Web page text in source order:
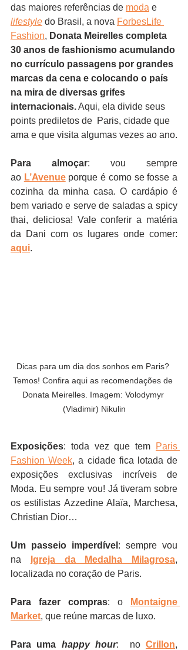
das maiores referências de moda e
lifestyle do Brasil, a nova ForbesLife
Fashion, Donata Meirelles completa
30 anos de fashionismo acumulando
no currículo passagens por grandes
marcas da cena e colocando o país
na mira de diversas grifes
internacionais. Aqui, ela divide seus
points prediletos de  Paris, cidade que
ama e que visita algumas vezes ao ano.
Para almoçar: vou sempre
ao L’Avenue porque é como se fosse a
cozinha da minha casa. O cardápio é
bem variado e serve de saladas a spicy
thai, deliciosa! Vale conferir a matéria
aqui.
Dicas para um dia dos sonhos em Paris?
Temos! Confira aqui as recomendações de
Donata Meirelles. Imagem: Volodymyr
(Vladimir) Nikulin
Exposições: toda vez que tem
Paris
Fashion Week, a cidade fica lotada de
exposições exclusivas incríveis de
Moda. Eu sempre vou! Já tiveram sobre
os estilistas Azzedine Alaïa, Marchesa,
Christian Dior…
Um passeio imperdível : sempre vou
na
Igreja da Medalha Milagrosa,
localizada no coração de Paris.
Para fazer compras: o
Montaigne
Market, que reúne marcas de luxo.
Para uma happy hour:  no Crillon,